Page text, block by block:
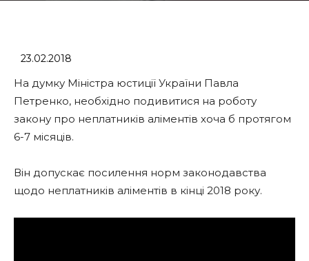
23.02.2018
На думку Міністра юстиції України Павла
Петренко, необхідно подивитися на роботу
закону про неплатників аліментів хоча б протягом
6-7 місяців.
Він допускає посилення норм законодавства
щодо неплатників аліментів в кінці 2018 року.